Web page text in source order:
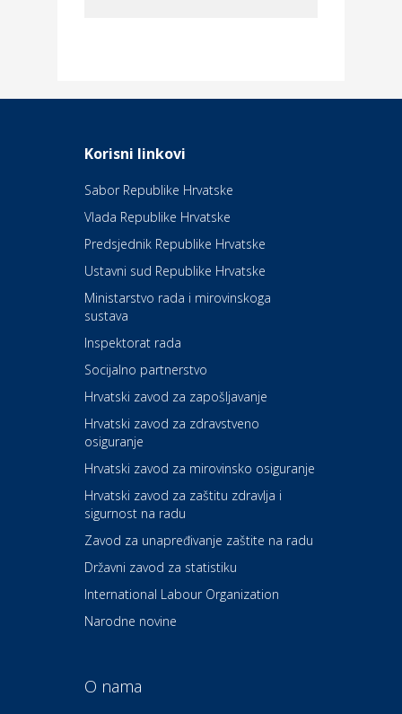
Daruvarske toplice – ljekovita
Kultura i edukacija
Kazalište Kerempuh
Kultura i edukacija
Kazalište ZKM
Auto-moto i tehnika
Zdravlje i osiguranje
Povoljnosti
Dental Sudar
Dom i dizajn
Euro-vrt – kosilice, motorne
Odmor
Korisni linkovi
Sabor Republike Hrvatske
Vlada Republike Hrvatske
Predsjednik Republike Hrvatske
Ustavni sud Republike Hrvatske
Ministarstvo rada i mirovinskoga
sustava
Inspektorat rada
Socijalno partnerstvo
Hrvatski zavod za zapošljavanje
Hrvatski zavod za zdravstveno
osiguranje
Hrvatski zavod za mirovinsko osiguranje
Hrvatski zavod za zaštitu zdravlja i
sigurnost na radu
Zavod za unapređivanje zaštite na radu
Državni zavod za statistiku
International Labour Organization
Narodne novine
O nama